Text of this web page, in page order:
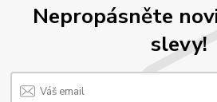
Nepropásněte
slevy!